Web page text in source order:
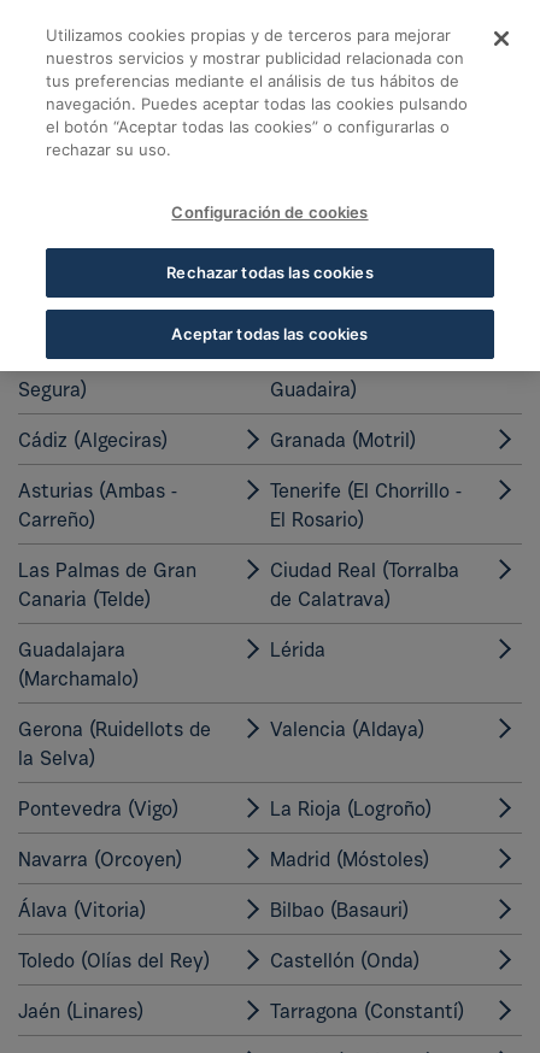
Detalle almacen -
Volver a Almacenes Cofares
Almacenes y plataformas de
logística integral a disposición de
nuestros socios
Murcia (Molina de
Segura)
Sevilla (Alcalá del
Guadaira)
Cádiz (Algeciras) Granada (Motril)
Asturias (Ambas -
Carreño)
Tenerife (El Chorrillo -
El Rosario)
Las Palmas de Gran
Canaria (Telde)
Ciudad Real (Torralba
de Calatrava)
Guadalajara
(Marchamalo)
Lérida
Gerona (Ruidellots de
la Selva)
Valencia (Aldaya)
Pontevedra (Vigo) La Rioja (Logroño)
Navarra (Orcoyen) Madrid (Móstoles)
Álava (Vitoria) Bilbao (Basauri)
Toledo (Olías del Rey) Castellón (Onda)
Jaén (Linares) Tarragona (Constantí)
Utilizamos cookies propias y de terceros para mejorar
nuestros servicios y mostrar publicidad relacionada con
tus preferencias mediante el análisis de tus hábitos de
navegación. Puedes aceptar todas las cookies pulsando
el botón “Aceptar todas las cookies” o configurarlas o
rechazar su uso.
Configuración de cookies
Rechazar todas las cookies
Aceptar todas las cookies